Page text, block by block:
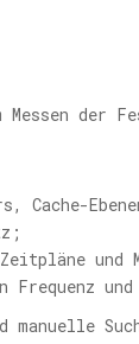
Messen
Cache-
und
manuelle